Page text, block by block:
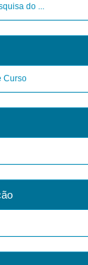
do ...
Curso